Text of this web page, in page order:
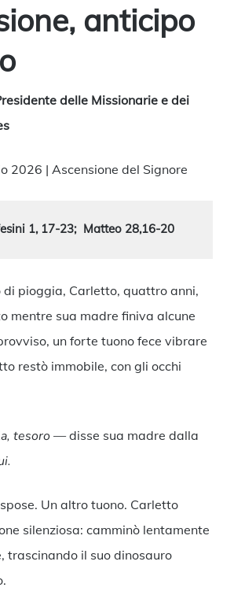
anticipo
delle Missionarie e dei
2026 | Ascensione del Signore
1, 17-23; Matteo 28,16-20
di pioggia, Carletto, quattro anni,
mentre sua madre finiva alcune
un forte tuono fece vibrare
restò immobile, con gli occhi
tesoro— disse sua madre dalla
Un altro tuono. Carletto
silenziosa: camminò lentamente
trascinando il suo dinosauro